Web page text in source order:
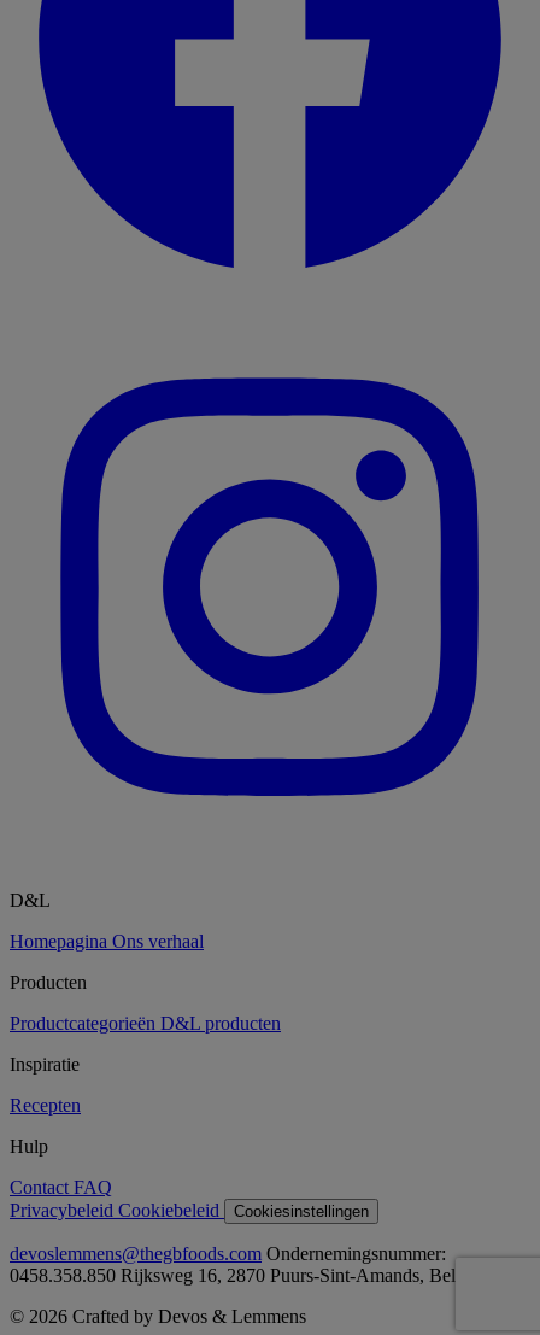
D&L
Homepagina Ons verhaal
Producten
Productcategorieën D&L producten
Inspiratie
Recepten
Hulp
Contact FAQ
Privacybeleid Cookiebeleid Cookiesinstellingen
devoslemmens@thegbfoods.com Ondernemingsnummer:
0458.358.850 Rijksweg 16, 2870 Puurs-Sint-Amands, België
© 2026 Crafted by Devos & Lemmens